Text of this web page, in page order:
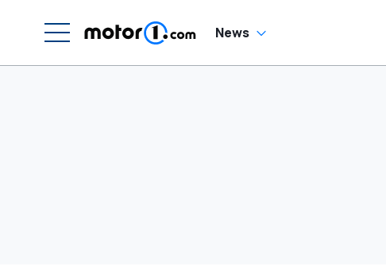
News